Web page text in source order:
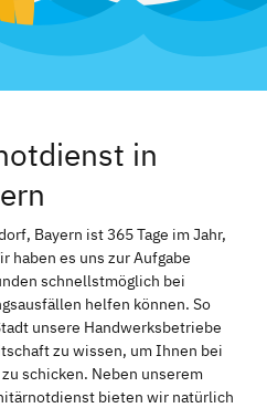
in
Bayern ist 365 Tage im Jahr,
haben es uns zur Aufgabe
schnellstmöglich bei
helfen können. So
unsere Handwerksbetriebe
zu wissen, um Ihnen bei
schicken. Neben unserem
bieten wir natürlich